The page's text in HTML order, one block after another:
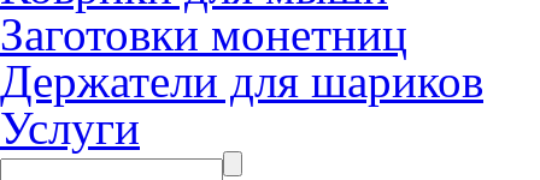
Заготовки монетниц
Держатели для шариков
Услуги